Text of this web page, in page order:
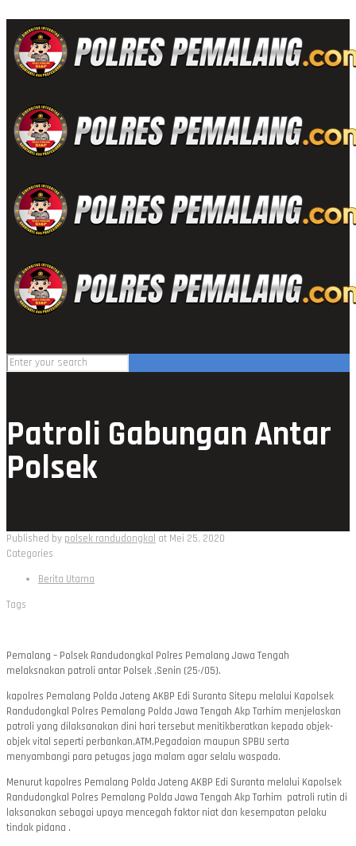
Patroli Gabungan Antar
Polsek
Published by polsek randudongkal at Mei 25, 2020
Categories
Berita Utama
Tags
Pemalang – Polsek Randudongkal Polres Pemalang Jawa Tengah
melaksnakan patroli antar Polsek ,Senin (25·/05).
kapolres Pemalang Polda Jateng AKBP Edi Suranta Sitepu melalui Kapolsek
Randudongkal Polres Pemalang Polda Jawa Tengah Akp Tarhim menjelaskan
patroli yang dilaksanakan dini hari tersebut menitikberatkan kepada objek-
objek vital seperti perbankan,ATM,Pegadaian maupun SPBU serta
menyambangi para petugas jaga malam agar selalu waspada.
Menurut kapolres Pemalang Polda Jateng AKBP Edi Suranta melalui Kapolsek
Randudongkal Polres Pemalang Polda Jawa Tengah Akp Tarhim patroli rutin di
laksanakan sebagai upaya mencegah faktor niat dan kesempatan pelaku
tindak pidana .